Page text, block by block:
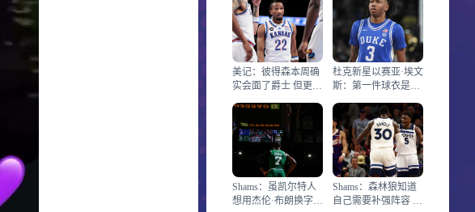
美记：彼得森本周确
实会面了爵士 但更像
杜克新星以赛亚·埃文
斯：第一件球衣是篮
Shams：虽凯尔特人
想用杰伦·布朗换字母
Shams：森林狼知道
自己需要补强阵容 他